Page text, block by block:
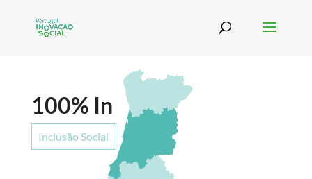
100% In
Inclusão Social